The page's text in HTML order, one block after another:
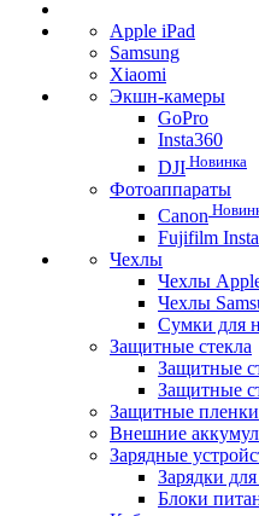
Apple iPad
Samsung
Xiaomi
Экшн-камеры
GoPro
Insta360
DJI Новинка
Фотоаппараты
Canon
Fujifilm
Чехлы
Чехлы
Чехлы
Сумки для
Защитные стекла
Защитные
Защитные
Защитные пленки
Внешние
Зарядные
Зарядки
Блоки